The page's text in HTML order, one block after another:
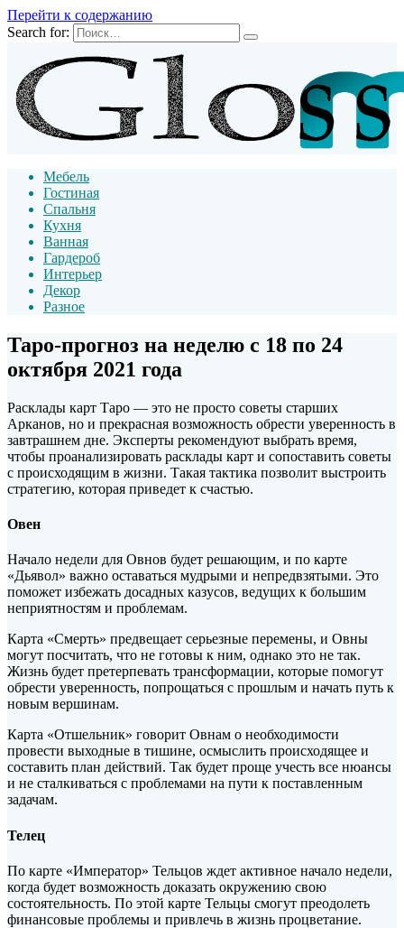
Перейти к содержанию
Search for:
Мебель
Гостиная
Спальня
Кухня
Ванная
Гардероб
Интерьер
Декор
Разное
Таро-прогноз на неделю с 18 по 24
октября 2021 года
Расклады карт Таро — это не просто советы старших
Арканов, но и прекрасная возможность обрести уверенность в
завтрашнем дне. Эксперты рекомендуют выбрать время,
чтобы проанализировать расклады карт и сопоставить советы
с происходящим в жизни. Такая тактика позволит выстроить
стратегию, которая приведет к счастью.
Овен
Начало недели для Овнов будет решающим, и по карте
«Дьявол» важно оставаться мудрыми и непредвзятыми. Это
поможет избежать досадных казусов, ведущих к большим
неприятностям и проблемам.
Карта «Смерть» предвещает серьезные перемены, и Овны
могут посчитать, что не готовы к ним, однако это не так.
Жизнь будет претерпевать трансформации, которые помогут
обрести уверенность, попрощаться с прошлым и начать путь к
новым вершинам.
Карта «Отшельник» говорит Овнам о необходимости
провести выходные в тишине, осмыслить происходящее и
составить план действий. Так будет проще учесть все нюансы
и не сталкиваться с проблемами на пути к поставленным
задачам.
Телец
По карте «Император» Тельцов ждет активное начало недели,
когда будет возможность доказать окружению свою
состоятельность. По этой карте Тельцы смогут преодолеть
финансовые проблемы и привлечь в жизнь процветание.